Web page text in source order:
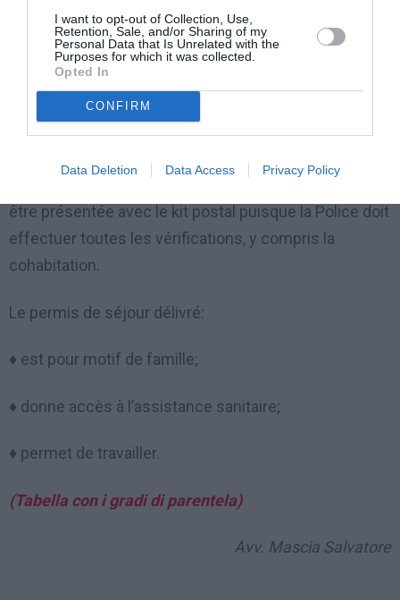
I want to opt-out of Collection, Use,
Retention, Sale, and/or Sharing of my
Personal Data that Is Unrelated with the
Purposes for which it was collected.
Opted In
CONFIRM
Data Deletion Data Access Privacy Policy
devront être traduits, légalisés et validés par les
ambassades italiennes dans le pays d’origine.
Il faudra en outre une «déclaration de prise en
charge » du parent italien relativement aux dépenses
et d’un logement pour le parent étranger.
être présentée avec le kit postal puisque la Police doit
effectuer toutes les vérifications, y compris la
cohabitation.
Le permis de séjour délivré:
♦ est pour motif de famille;
♦ donne accès à l’assistance sanitaire;
♦ permet de travailler.
(Tabella con i gradi di parentela)
Avv. Mascia Salvatore